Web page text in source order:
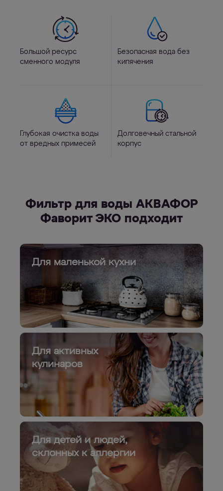
Большой ресурс
сменного модуля
Безопасная вода без
кипячения
Глубокая очистка воды
от вредных примесей
Долговечный стальной
корпус
Фильтр для воды АКВАФОР
Фаворит ЭКО подходит
Для маленькой кухни
Для активных
кулинаров
Для детей и людей,
склонных к аллергии